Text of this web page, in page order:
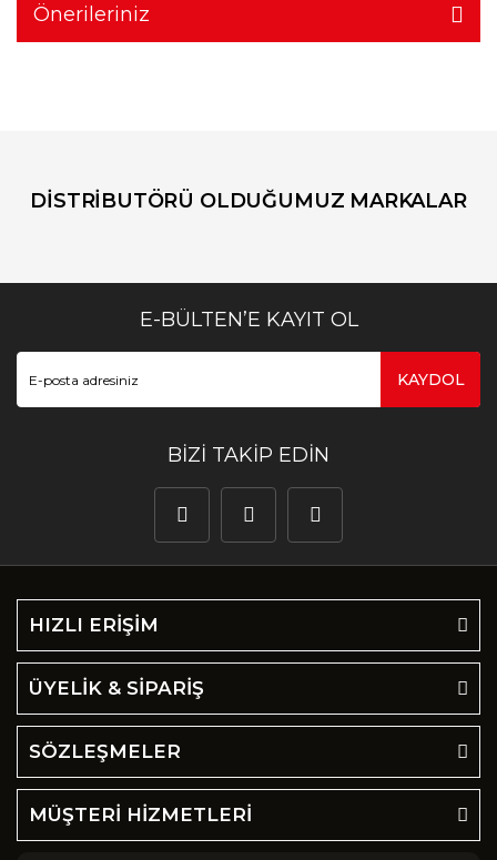
Önerileriniz
DİSTRİBUTÖRÜ OLDUĞUMUZ MARKALAR
E-BÜLTEN’E KAYIT OL
KAYDOL
BİZİ TAKİP EDİN
HIZLI ERİŞİM
ÜYELİK & SİPARİŞ
SÖZLEŞMELER
MÜŞTERİ HİZMETLERİ